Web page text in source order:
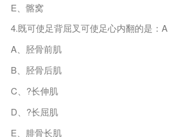
E、髂窝
4.既可使足背屈叉可使足心内翻的是：A
A、胫骨前肌
B、胫骨后肌
C、?长伸肌
D、?长屈肌
E、腓骨长肌